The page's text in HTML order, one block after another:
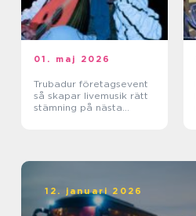
01. maj 2026
Trubadur företagsevent
så skapar livemusik rätt
stämning på nästa
12. januari 2026